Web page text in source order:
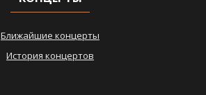
Ближайшие концерты
История концертов